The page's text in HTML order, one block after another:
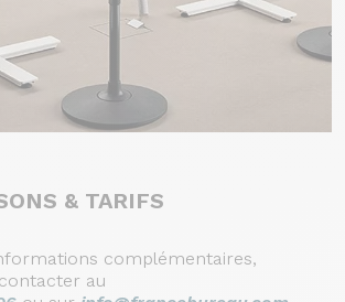
& TARIFS
complémentaires,
au